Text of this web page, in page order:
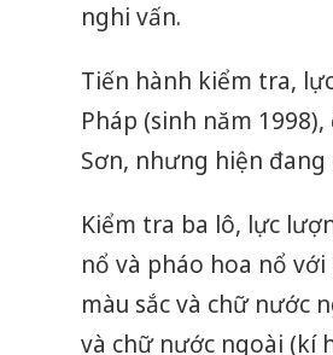
nghi vấn.
Tiến hành kiểm tra,
Pháp (sinh năm
Sơn, nhưng hiện
Kiểm tra ba lô, lực
nổ và pháo hoa nổ
màu sắc và chữ nước
và chữ nước ngoài (kí